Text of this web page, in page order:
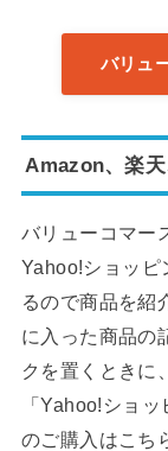
バリュ
Amazon、楽
バリューコマー
Yahoo!ショッピ
るので商品を紹
に入った商品の
クを置くときに
「Yahoo!ショ
のご購入はこち